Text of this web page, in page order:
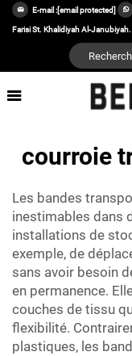
E-mail :[email protected]
Farisi St. Khalidiyah Al-
courroie
Les bandes
inestimables dans
installations de
exemple, de
sans avoir besoin
en permanence.
couches de tissu
flexibilité.
plastiques, les